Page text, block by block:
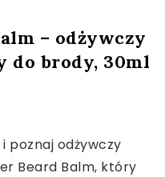
– odżywczy
do brody, 30ml
poznaj odżywczy
Beard Balm, który